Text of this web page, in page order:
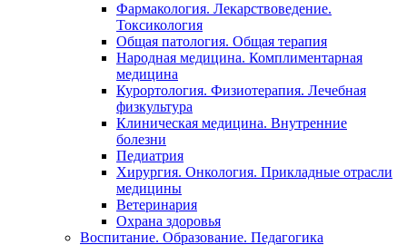
Фармакология. Лекарствоведение.
Токсикология
Общая патология. Общая терапия
Народная медицина. Комплиментарная
медицина
Курортология. Физиотерапия. Лечебная
физкультура
Клиническая медицина. Внутренние
болезни
Педиатрия
Хирургия. Онкология. Прикладные отрасли
медицины
Ветеринария
Охрана здоровья
Воспитание. Образование. Педагогика